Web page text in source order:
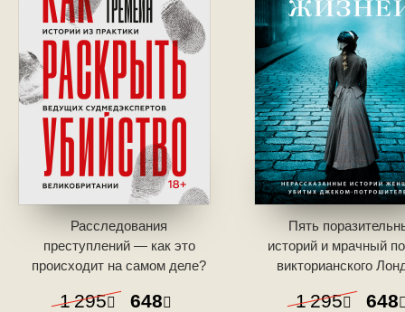
История доктора
изменила меня
История доктора
изменила меня
Расследования
преступлений — как это
происходит на самом деле?
1 295 648
Пять
историй и мрачный
викторианского
1 295 648